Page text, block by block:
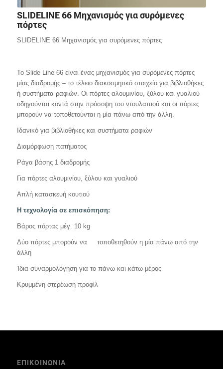
SLIDELINE 66 Μηχανισμός για συρόμενες
πόρτες
SLIDELINE 66 Μηχανισμός για συρόμενες πόρτες
To Slide Line 66 είναι ένας μηχανισμός για συρόμενες πόρτες
μίας διαδρομής – το τέλειο διακοσμητικό στοιχείο για βιβλιοθήκες
ή συστήματα ραφιών. Οι πόρτες αλουμινίου, ξύλου και γυαλιού
οδηγούνται κοντά στην πρόσοψη του ντουλαπιού και οι πόρτες
μπορούν να τοποθετούνται η μία πάνω από την άλλη.
Ιδανικό για βιβλιοθήκες και συστήματα ραφιών
Διαμόρφωση πατήματος
Ράγα βάσης 1 διαδρομής
Για πόρτες αλουμινίου, ξύλου και γυαλιού
Απλή κατασκευή κουτιού
Η τεχνολογία σε επισκόπηση:
Βάρος πόρτας μέγ. 10 kg
Δύο πόρτες μπορούν να τοποθετηθούν η μία πάνω από την
άλλη
Ίδια συναρμολόγηση για το πάνω και κάτω μέρος
Κρυμμένη στερέωση προφίλ
ΕΠΙΚΟΙΝΩΝΙΑ